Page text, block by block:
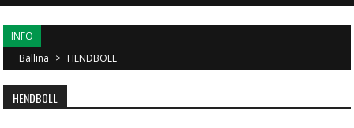
INFO
Ballina > HENDBOLL
HENDBOLL